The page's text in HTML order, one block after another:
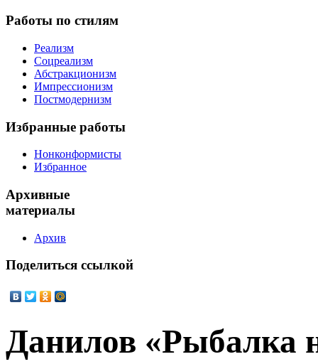
Работы по стилям
Реализм
Соцреализм
Абстракционизм
Импрессионизм
Постмодернизм
Избранные работы
Нонконформисты
Избранное
Архивные
материалы
Архив
Поделиться ссылкой
Данилов «Рыбалка